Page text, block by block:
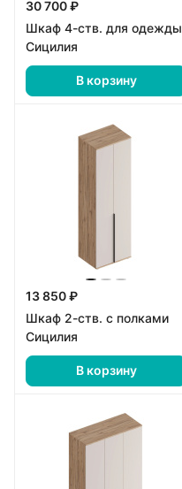
30 700 ₽
Шкаф 4-ств. для одежды
Сицилия
В корзину
13 850 ₽
Шкаф 2-ств. с полками
Сицилия
В корзину